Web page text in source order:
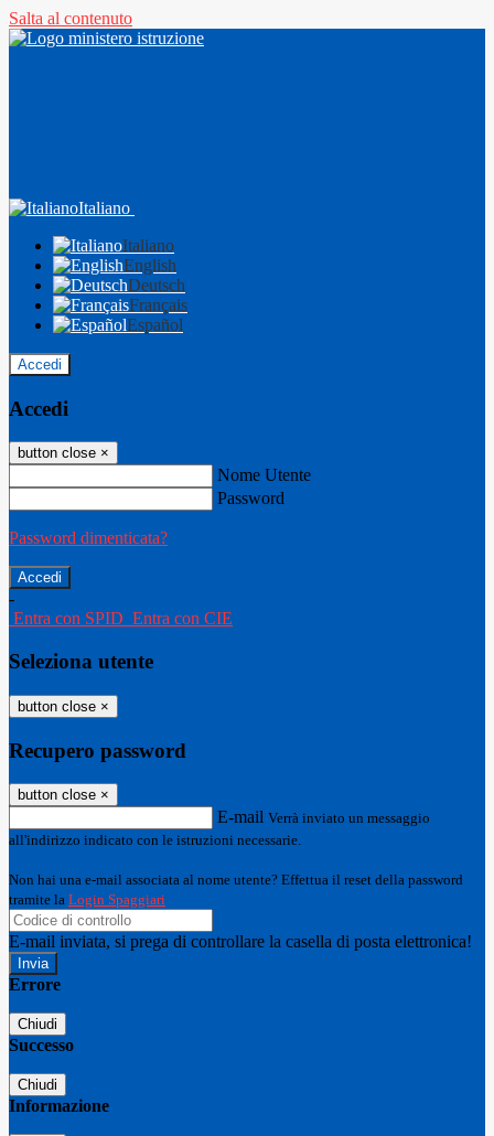
Salta al contenuto
Italiano
Italiano
English
Deutsch
Français
Español
Accedi
Accedi
button close ×
Nome Utente
Password
Password dimenticata?
-
Entra con SPID Entra con CIE
Seleziona utente
button close ×
Recupero password
button close ×
E-mail Verrà inviato un messaggio
all'indirizzo indicato con le istruzioni necessarie.
Non hai una e-mail associata al nome utente? Effettua il reset della password
tramite la Login Spaggiari
E-mail inviata, si prega di controllare la casella di posta elettronica!
Errore
Chiudi
Successo
Chiudi
Informazione